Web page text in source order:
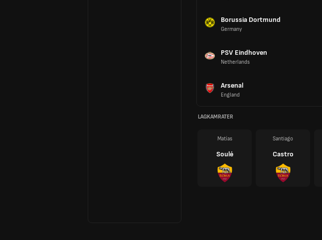
Borussia Dortmund
Germany
PSV Eindhoven
Netherlands
Arsenal
England
LAGKAMRATER
Matías
Soulé
Santiago
Castro